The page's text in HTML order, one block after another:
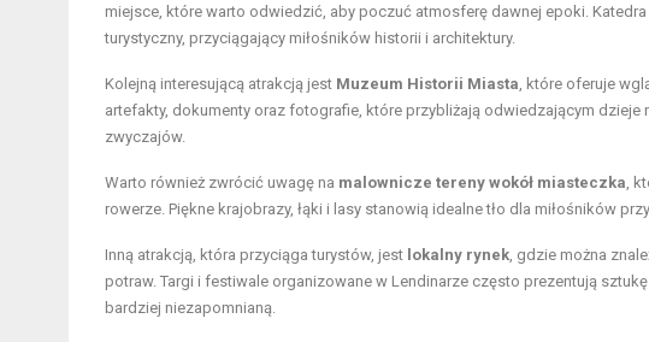
miejsce, które warto odwiedzić, aby poczuć atmosferę dawnej epoki.
turystyczny, przyciągający miłośników historii i architektury.
Kolejną interesującą atrakcją jest Muzeum Historii Miasta , które oferuje
artefakty, dokumenty oraz fotografie, które przybliżają odwiedzającym
zwyczajów.
Warto również zwrócić uwagę na malownicze tereny wokół miasteczka ,
rowerze. Piękne krajobrazy, łąki i lasy stanowią idealne tło dla miłośników
Inną atrakcją, która przyciąga turystów, jest lokalny rynek , gdzie można
potraw. Targi i festiwale organizowane w Lendinarze często prezentują
bardziej niezapomnianą.